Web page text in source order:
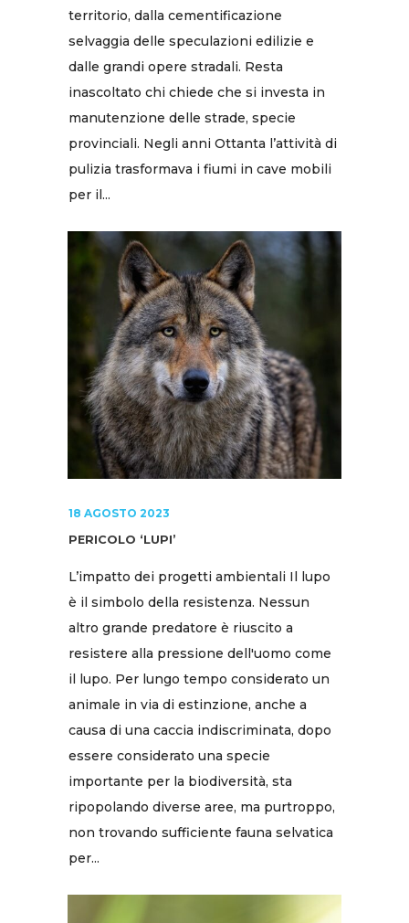
territorio, dalla cementificazione
selvaggia delle speculazioni edilizie e
dalle grandi opere stradali. Resta
inascoltato chi chiede che si investa in
manutenzione delle strade, specie
provinciali. Negli anni Ottanta l’attività di
pulizia trasformava i fiumi in cave mobili
per il...
18 AGOSTO 2023
PERICOLO ‘LUPI’
L’impatto dei progetti ambientali Il lupo
è il simbolo della resistenza. Nessun
altro grande predatore è riuscito a
resistere alla pressione dell'uomo come
il lupo. Per lungo tempo considerato un
animale in via di estinzione, anche a
causa di una caccia indiscriminata, dopo
essere considerato una specie
importante per la biodiversità, sta
ripopolando diverse aree, ma purtroppo,
non trovando sufficiente fauna selvatica
per...